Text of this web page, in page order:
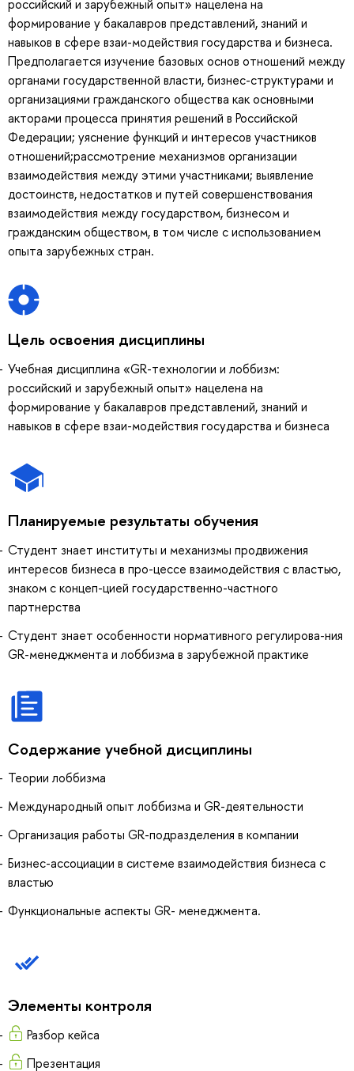
российский и зарубежный опыт» нацелена на
формирование у бакалавров представлений, знаний и
навыков в сфере взаи-модействия государства и бизнеса.
Предполагается изучение базовых основ отношений между
органами государственной власти, бизнес-структурами и
организациями гражданского общества как основными
акторами процесса принятия решений в Российской
Федерации; уяснение функций и интересов участников
отношений;рассмотрение механизмов организации
взаимодействия между этими участниками; выявление
достоинств, недостатков и путей совершенствования
взаимодействия между государством, бизнесом и
гражданским обществом, в том числе с использованием
опыта зарубежных стран.
Цель освоения дисциплины
Учебная дисциплина «GR-технологии и лоббизм:
российский и зарубежный опыт» нацелена на
формирование у бакалавров представлений, знаний и
навыков в сфере взаи-модействия государства и бизнеса
Планируемые результаты обучения
Студент знает институты и механизмы продвижения
интересов бизнеса в про-цессе взаимодействия с властью,
знаком с концеп-цией государственно-частного
партнерства
Студент знает особенности нормативного регулирова-ния
GR-менеджмента и лоббизма в зарубежной практике
Содержание учебной дисциплины
Теории лоббизма
Международный опыт лоббизма и GR-деятельности
Организация работы GR-подразделения в компании
Бизнес-ассоциации в системе взаимодействия бизнеса с
властью
Функциональные аспекты GR- менеджмента.
Элементы контроля
Разбор кейса
Презентация